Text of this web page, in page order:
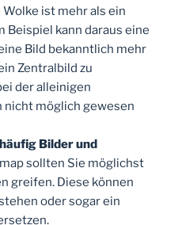
Wolke ist mehr als ein
Beispiel kann daraus eine
Bild bekanntlich mehr
Zentralbild zu
der alleinigen
möglich gewesen
Bilder und
sollten Sie möglichst
greifen. Diese können
oder sogar ein